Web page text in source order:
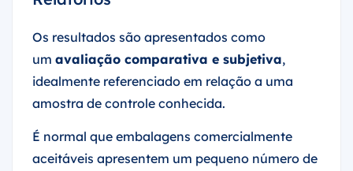
Os resultados são apresentados como
um avaliação comparativa e subjetiva,
idealmente referenciado em relação a uma
amostra de controle conhecida.
É normal que embalagens comercialmente
aceitáveis apresentem um pequeno número de